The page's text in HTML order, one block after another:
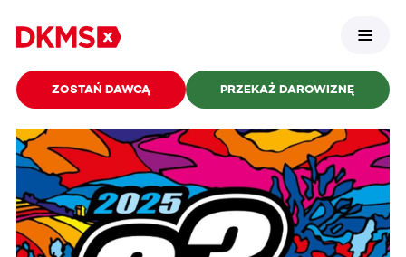
ZOSTAŃ DAWCĄ PRZEKAŻ DAROWIZNĘ